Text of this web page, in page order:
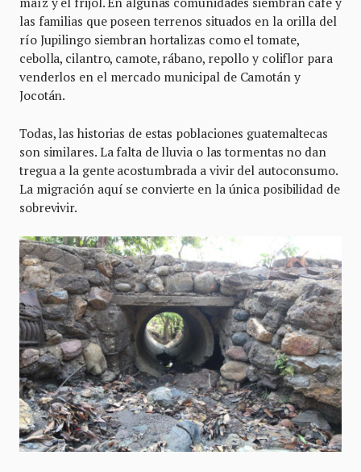
las familias que poseen terrenos situados en la orilla del
río Jupilingo siembran hortalizas como el tomate,
cebolla, cilantro, camote, rábano, repollo y coliflor para
venderlos en el mercado municipal de Camotán y
Jocotán.
Todas, las historias de estas poblaciones guatemaltecas
son similares. La falta de lluvia o las tormentas no dan
tregua a la gente acostumbrada a vivir del autoconsumo.
La migración aquí se convierte en la única posibilidad de
sobrevivir.